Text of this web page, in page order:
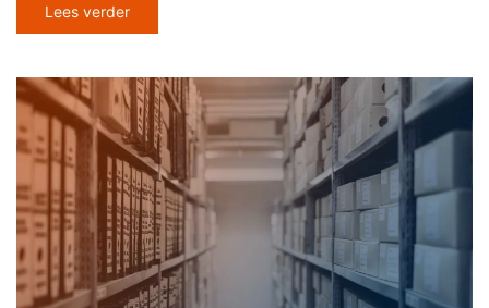
Lees verder